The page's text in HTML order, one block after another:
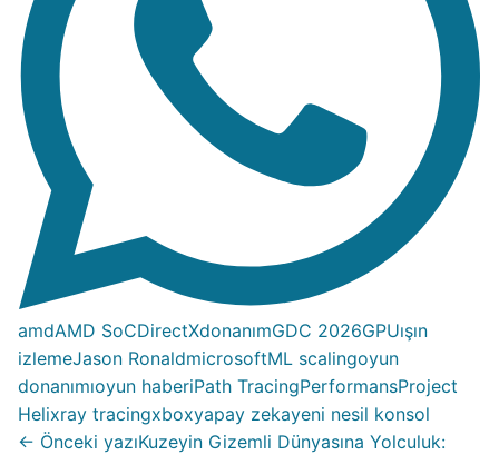
amdAMD SoCDirectXdonanımGDC 2026GPUışın
izlemeJason RonaldmicrosoftML scalingoyun
donanımıoyun haberiPath TracingPerformansProject
Helixray tracingxboxyapay zekayeni nesil konsol
← Önceki yazıKuzeyin Gizemli Dünyasına Yolculuk: